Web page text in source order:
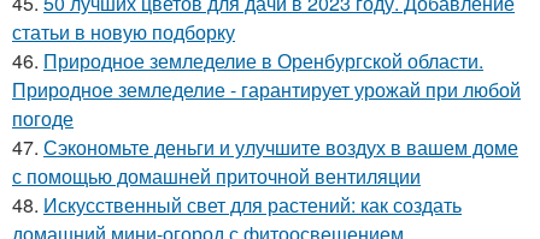
статьи в новую подборку
46. Природное земледелие в Оренбургской области.
Природное земледелие - гарантирует урожай при любой
погоде
47. Сэкономьте деньги и улучшите воздух в вашем доме
с помощью домашней приточной вентиляции
48. Искусственный свет для растений: как создать
домашний мини-огород с фитоосвещением